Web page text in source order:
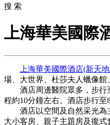
搜 索
上海華美國際
上海華美國際酒店(新天
場、大世界、杜莎夫人蠟像館
酒店周邊醫院眾多，步行至
程約10分鐘左右。酒店步行至
酒店以空間及自然采光為主
大小客房、親子主題房及復式